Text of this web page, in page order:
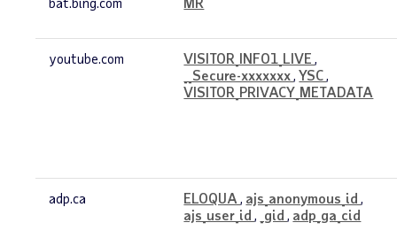
youtube.com VISITOR_INFO1_LIVE,
__Secure-xxxxxxx,YSC,
VISITOR_PRIVACY_METADATA
adp.ca ELOQUA, ajs_anonymous_id,
ajs_user_id, _gid, adp_ga_cid